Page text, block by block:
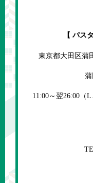
【 パス
東京都大田区蒲
11:00～翌26:00（